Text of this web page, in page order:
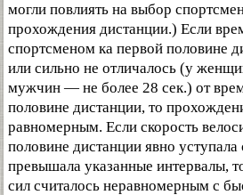
могли повлиять на выбор
прохождения дистанции.) Если
спортсменом ка первой половине
или сильно не отличалось (у
мужчин — не более 28 сек.) от
половине дистанции, то
равномерным. Если скорость
половине дистанции явно
превышала указанные интервалы,
сил считалось неравномерным с